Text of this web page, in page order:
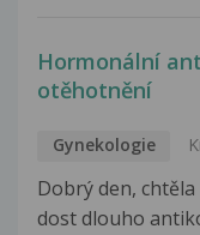
Hormonální
otěhotnění
Gynekologie
Dobrý den,
dost dlouho